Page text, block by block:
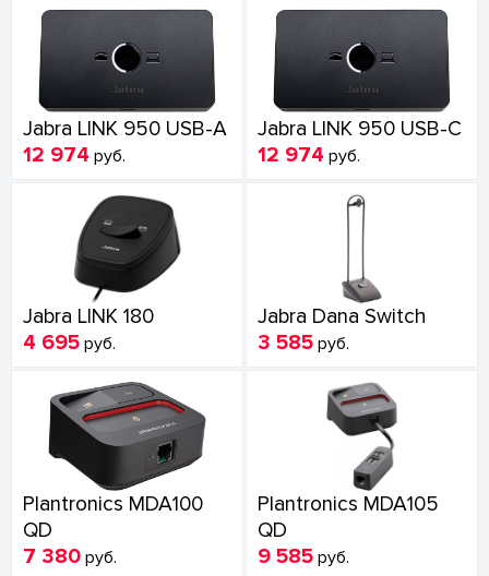
Jabra LINK 950 USB-A
12 974 руб.
Jabra LINK 950 USB-C
12 974 руб.
Jabra LINK 180
4 695 руб.
Jabra Dana Switch
3 585 руб.
Plantronics MDA100
QD
7 380 руб.
Plantronics MDA105
QD
9 585 руб.